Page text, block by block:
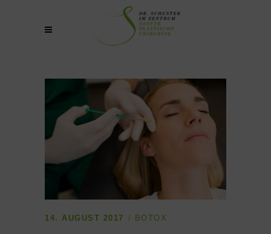
14. AUGUST 2017 BOTOX